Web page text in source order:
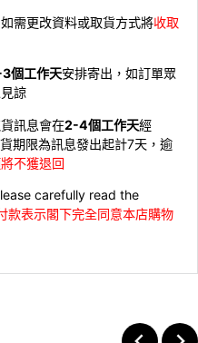
需更改資料或取貨方式將收取
個工作天安排寄出，如訂單眾
諒
貨訊息會在2-4個工作天經
期限為訊息發出起計7天，逾
不獲退回
carefully read the
款表示閣下完全同意本店購物